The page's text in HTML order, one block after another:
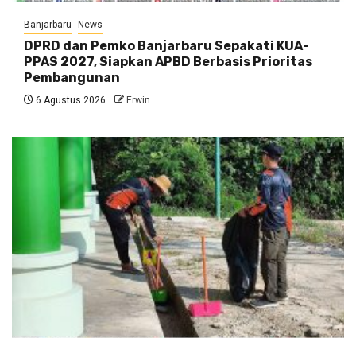
Banjarbaru News
DPRD dan Pemko Banjarbaru Sepakati KUA-
PPAS 2027, Siapkan APBD Berbasis Prioritas
Pembangunan
6 Agustus 2026 Erwin